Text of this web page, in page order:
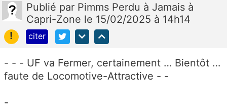
Publié par Pimms Perdu à Jamais à
Capri-Zone le 15/02/2025 à 14h14
!
citer
- - - UF va Fermer, certainement … Bientôt …
faute de Locomotive-Attractive - -
-